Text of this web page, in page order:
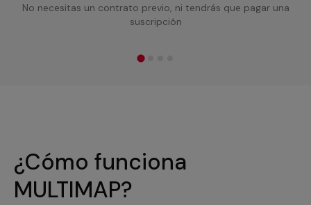
No necesitas un contrato previo, ni tendrás que pagar una
suscripción
¿Cómo funciona
MULTIMAP?